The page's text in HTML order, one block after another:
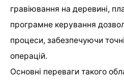
гравіювання на деревині,
програмне керування
процеси, забезпечуючи
операцій.
Основні переваги такого